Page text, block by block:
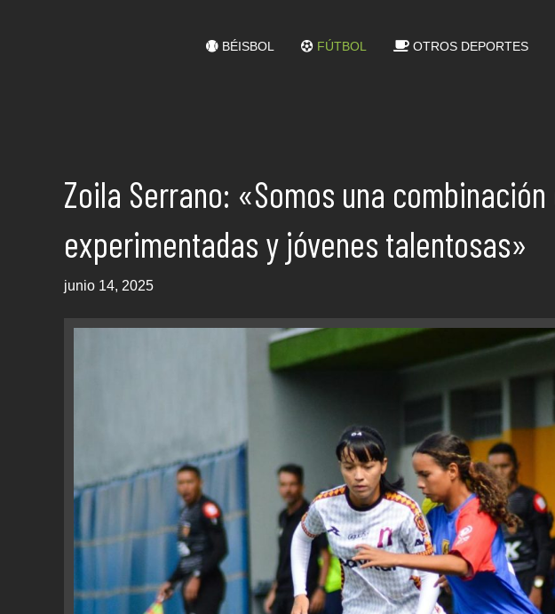
BÉISBOL FÚTBOL OTROS DEPORTES
Zoila Serrano: «Somos una combinación
experimentadas y jóvenes talentosas»
junio 14, 2025